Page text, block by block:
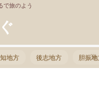
で旅のよう
地方 後志地方 胆振